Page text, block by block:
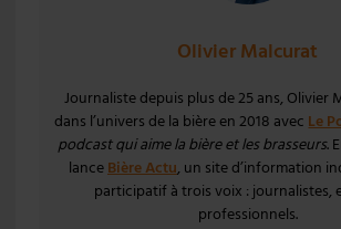
Olivier Malcurat
Journaliste depuis plus de 25 ans, Olivier
dans l’univers de la bière en 2018 avec Le
podcast qui aime la bière et les brasseurs.
lance Bière Actu, un site d’information
participatif à trois voix : journalistes,
professionnels.